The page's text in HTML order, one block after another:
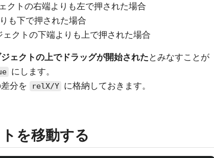
クトの右端よりも左で押された場合
も下で押された場合
ェクトの下端よりも上で押された場合
ェクトの上でドラッグが開始された とみなすことが
にします。
分を
relX/Y に格納しておきます。
を移動する